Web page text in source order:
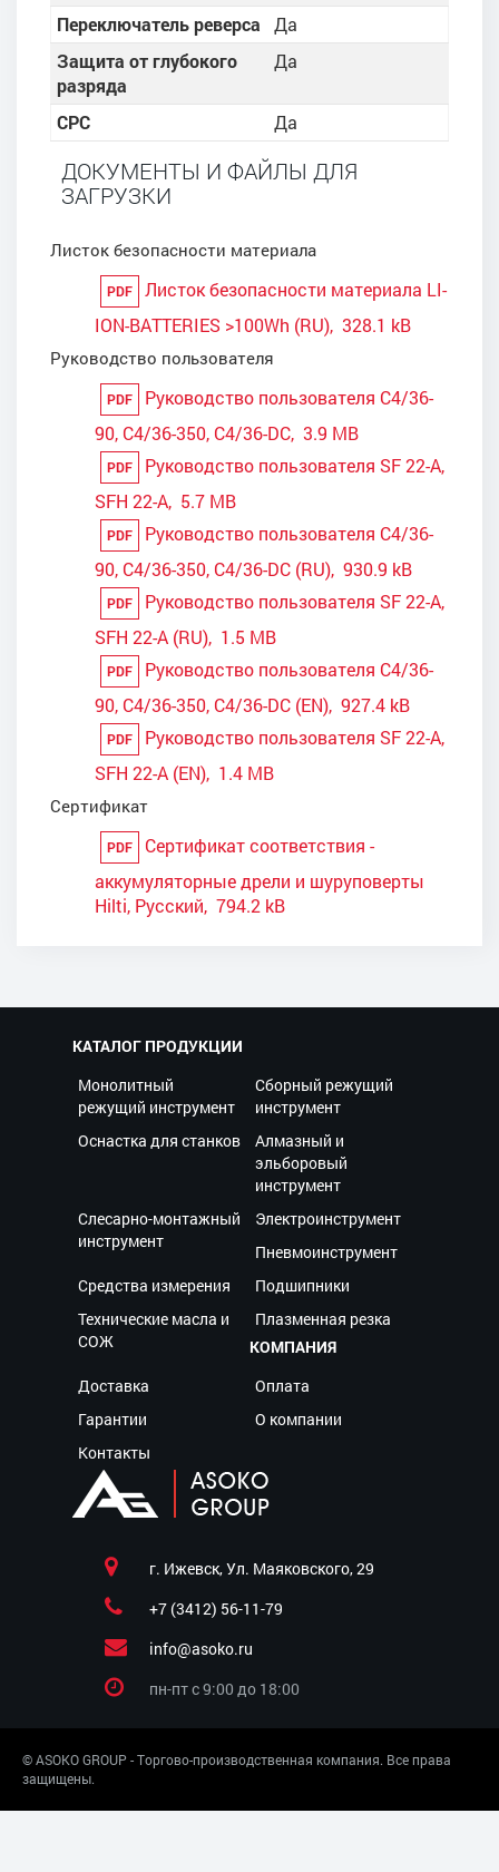
Переключатель реверса
Да
Защита от глубокого
разряда
Да
CPC Да
ДОКУМЕНТЫ И ФАЙЛЫ ДЛЯ
ЗАГРУЗКИ
Листок безопасности материала
PDF
Листок безопасности материала LI-
ION-BATTERIES >100Wh (RU), 328.1 kB
Руководство пользователя
PDF
Руководство пользователя C4/36-
90, C4/36-350, C4/36-DC, 3.9 MB
PDF
Руководство пользователя SF 22-A,
SFH 22-A, 5.7 MB
PDF
Руководство пользователя C4/36-
90, C4/36-350, C4/36-DC (RU), 930.9 kB
PDF
Руководство пользователя SF 22-A,
SFH 22-A (RU), 1.5 MB
PDF
Руководство пользователя C4/36-
90, C4/36-350, C4/36-DC (EN), 927.4 kB
PDF
Руководство пользователя SF 22-A,
SFH 22-A (EN), 1.4 MB
Сертификат
PDF
Сертификат соответствия -
аккумуляторные дрели и шуруповерты
Hilti, Русский, 794.2 kB
КАТАЛОГ ПРОДУКЦИИ
Монолитный
режущий инструмент
Сборный режущий
инструмент
Оснастка для станков
Алмазный и
эльборовый
инструмент
Слесарно-монтажный
инструмент
Электроинструмент
Пневмоинструмент
Средства измерения
Подшипники
Технические масла и
СОЖ
Плазменная резка
КОМПАНИЯ
Доставка
Оплата
Гарантии
О компании
Контакты
г. Ижевск, Ул. Маяковского, 29
+7 (3412) 56-11-79
info@asoko.ru
пн-пт c 9:00 до 18:00
© ASOKO GROUP - Торгово-производственная компания. Все права
защищены.